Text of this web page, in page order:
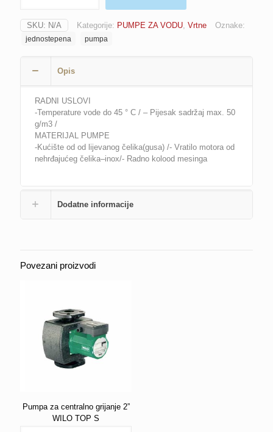
količina
SKU: N/A Kategorije: PUMPE ZA VODU, Vrtne Oznake:
jednostepena pumpa
Opis
RADNI USLOVI
-Temperature vode do 45 ° C / – Pijesak sadržaj max. 50
g/m3 /
MATERIJAL PUMPE
-Kućište od od lijevanog čelika(gusa) /- Vratilo motora od
nehrđajućeg čelika–inox/- Radno kolood mesinga
Dodatne informacije
Povezani proizvodi
Pumpa za centralno grijanje 2”
WILO TOP S